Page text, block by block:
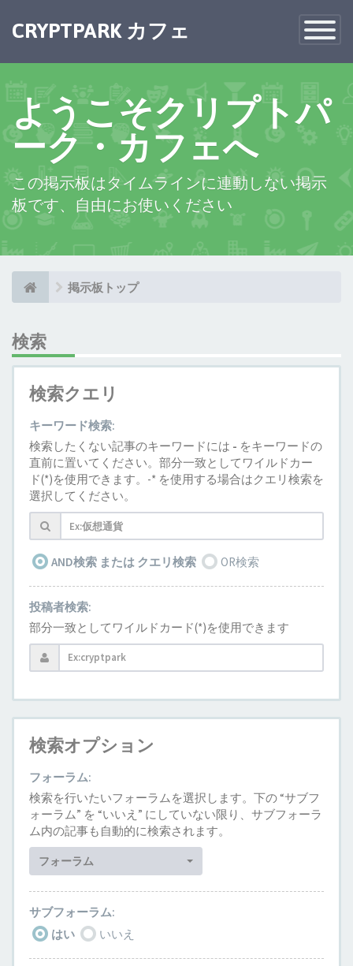
Toggle
CRYPTPARK カフェ ×
ようこそクリプトパ
ーク・カフェへ
この掲示板はタイムラインに連動しない掲示
板です、自由にお使いください
掲示板トップ
検索
検索クエリ
キーワード検索:
検索したくない記事のキーワードには - をキーワードの
直前に置いてください。部分一致としてワイルドカー
ド(*)を使用できます。-* を使用する場合はクエリ検索を
選択してください。
AND検索 または クエリ検索 OR検索
投稿者検索:
部分一致としてワイルドカード(*)を使用できます
検索オプション
フォーラム:
検索を行いたいフォーラムを選択します。下の “サブフ
ォーラム” を “いいえ” にしていない限り、サブフォーラ
ム内の記事も自動的に検索されます。
フォーラム
サブフォーラム:
はい
いいえ